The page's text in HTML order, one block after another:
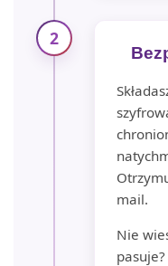
2
mail.
Nie
pasuje?